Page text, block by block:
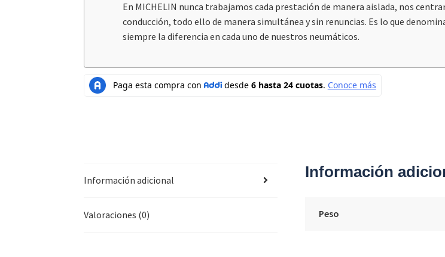
En MICHELIN nunca trabajamos cada prestación de manera aislada, nos
conducción, todo ello de manera simultánea y sin renuncias. Es lo que
siempre la diferencia en cada uno de nuestros neumáticos.
Información adicional
Valoraciones (0)
Información
Peso